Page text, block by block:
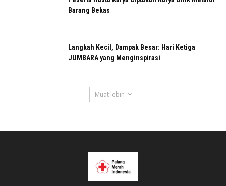
Barang Bekas
Langkah Kecil, Dampak Besar: Hari Ketiga
JUMBARA yang Menginspirasi
Muat lebih